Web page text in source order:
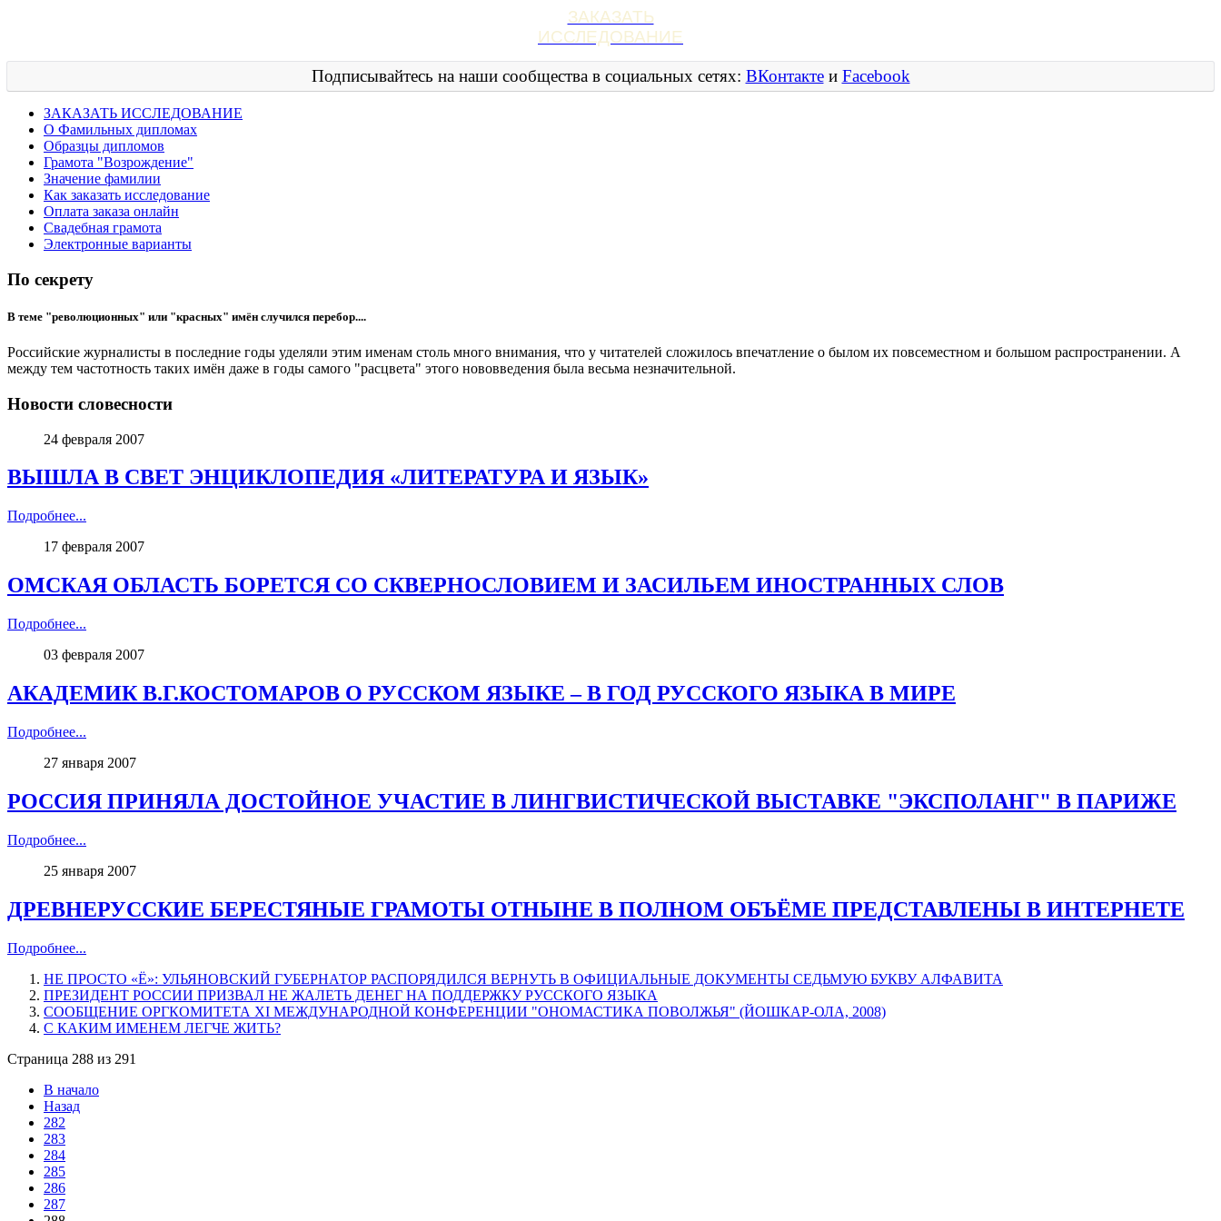
ЗАКАЗАТЬ
ИССЛЕДОВАНИЕ
Подписывайтесь на наши сообщества в социальных сетях: ВКонтактеи Facebook
ЗАКАЗАТЬ ИССЛЕДОВАНИЕ
О Фамильных дипломах
Образцы дипломов
Грамота "Возрождение"
Значение фамилии
Как заказать исследование
Оплата заказа онлайн
Свадебная грамота
Электронные варианты
По секрету
В теме "революционных" или "красных" имён случился перебор....
Российские журналисты в последние годы уделяли этим именам столь много внимания, что у читателей сложилось впечатление о былом их повсеместном и большом распространении. А
между тем частотность таких имён даже в годы самого "расцвета" этого нововведения была весьма незначительной.
Новости словесности
24 февраля 2007
ВЫШЛА В СВЕТ ЭНЦИКЛОПЕДИЯ «ЛИТЕРАТУРА И ЯЗЫК»
Подробнее...
17 февраля 2007
ОМСКАЯ ОБЛАСТЬ БОРЕТСЯ СО СКВЕРНОСЛОВИЕМ И ЗАСИЛЬЕМ ИНОСТРАННЫХ СЛОВ
Подробнее...
03 февраля 2007
АКАДЕМИК В.Г.КОСТОМАРОВ О РУССКОМ ЯЗЫКЕ – В ГОД РУССКОГО ЯЗЫКА В МИРЕ
Подробнее...
27 января 2007
РОССИЯ ПРИНЯЛА ДОСТОЙНОЕ УЧАСТИЕ В ЛИНГВИСТИЧЕСКОЙ ВЫСТАВКЕ "ЭКСПОЛАНГ" В ПАРИЖЕ
Подробнее...
25 января 2007
ДРЕВНЕРУССКИЕ БЕРЕСТЯНЫЕ ГРАМОТЫ ОТНЫНЕ В ПОЛНОМ ОБЪЁМЕ ПРЕДСТАВЛЕНЫ В ИНТЕРНЕТЕ
Подробнее...
НЕ ПРОСТО «Ё»: УЛЬЯНОВСКИЙ ГУБЕРНАТОР РАСПОРЯДИЛСЯ ВЕРНУТЬ В ОФИЦИАЛЬНЫЕ ДОКУМЕНТЫ СЕДЬМУЮ БУКВУ АЛФАВИТА
ПРЕЗИДЕНТ РОССИИ ПРИЗВАЛ НЕ ЖАЛЕТЬ ДЕНЕГ НА ПОДДЕРЖКУ РУССКОГО ЯЗЫКА
СООБЩЕНИЕ ОРГКОМИТЕТА XI МЕЖДУНАРОДНОЙ КОНФЕРЕНЦИИ "ОНОМАСТИКА ПОВОЛЖЬЯ" (ЙОШКАР-ОЛА, 2008)
С КАКИМ ИМЕНЕМ ЛЕГЧЕ ЖИТЬ?
Страница 288 из 291
В начало
Назад
282
283
284
285
286
287